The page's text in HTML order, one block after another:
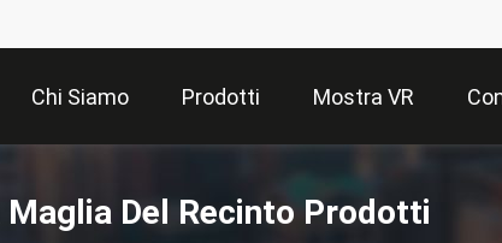
Chi Siamo Prodotti Mostra VR
Del Recinto Prodotti